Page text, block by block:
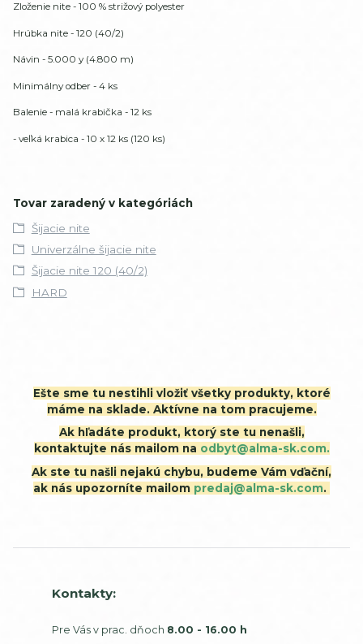
Zloženie nite - 100 % strižový polyester
Hrúbka nite - 120 (40/2)
Návin - 5.000 y (4.800 m)
Minimálny odber - 4 ks
Balenie - malá krabička - 12 ks
- veľká krabica - 10 x 12 ks (120 ks)
Tovar zaradený v kategóriách
Šijacie nite
Univerzálne šijacie nite
Šijacie nite 120 (40/2)
HARD
Ešte sme tu nestihli vložiť všetky produkty, ktoré
máme na sklade. Aktívne na tom pracujeme.
Ak hľadáte produkt, ktorý ste tu nenašli,
kontaktujte nás mailom na odbyt@alma-sk.com.
Ak ste tu našli nejakú chybu, budeme Vám vďační,
ak nás upozorníte mailom predaj@alma-sk.com.
Kontakty:
Pre Vás v prac. dňoch 8.00 - 16.00 h